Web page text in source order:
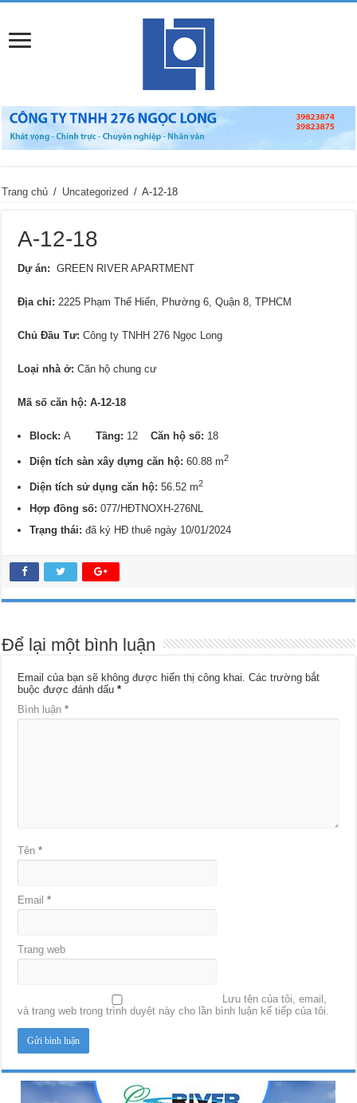
Trang chủ / Uncategorized / A-12-18
A-12-18
Dự án: GREEN RIVER APARTMENT
Địa chỉ: 2225 Phạm Thế Hiển, Phường 6, Quận 8, TPHCM
Chủ Đầu Tư: Công ty TNHH 276 Ngọc Long
Loại nhà ở: Căn hộ chung cư
Mã số căn hộ: A-12-18
Block:ATầng: 12Căn hộ số: 18
Diện tích sàn xây dựng căn hộ:60.88 m2
Diện tích sử dụng căn hộ: 56.52 m2
Hợp đồng số:077/HĐTNOXH-276NL
Trạng thái:đã ký HĐ thuê ngày 10/01/2024
Để lại một bình luận
Email của bạn sẽ không được hiển thị công khai. Các trường bắt
buộc được đánh dấu*
Bình luận*
Tên*
Email*
Trang web
Lưu tên của tôi, email,
và trang web trong trình duyệt này cho lần bình luận kế tiếp của tôi.